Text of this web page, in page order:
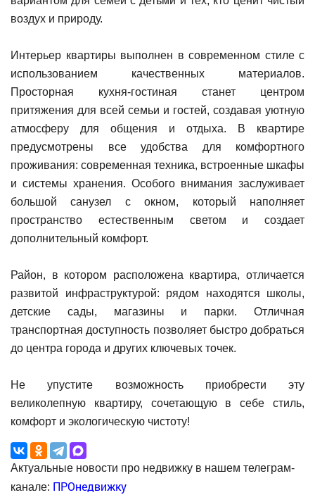
воздух и природу.
Интерьер квартиры выполнен в современном стиле с
использованием качественных материалов.
Просторная кухня-гостиная станет центром
притяжения для всей семьи и гостей, создавая уютную
атмосферу для общения и отдыха. В квартире
предусмотрены все удобства для комфортного
проживания: современная техника, встроенные шкафы
и системы хранения. Особого внимания заслуживает
большой санузел с окном, который наполняет
пространство естественным светом и создает
дополнительный комфорт.
Район, в котором расположена квартира, отличается
развитой инфраструктурой: рядом находятся школы,
детские сады, магазины и парки. Отличная
транспортная доступность позволяет быстро добраться
до центра города и других ключевых точек.
Не упустите возможность приобрести эту
великолепную квартиру, сочетающую в себе стиль,
комфорт и экологическую чистоту!
Актуальные новости про недвижку в нашем телеграм-
канале: ПРОнедвижку